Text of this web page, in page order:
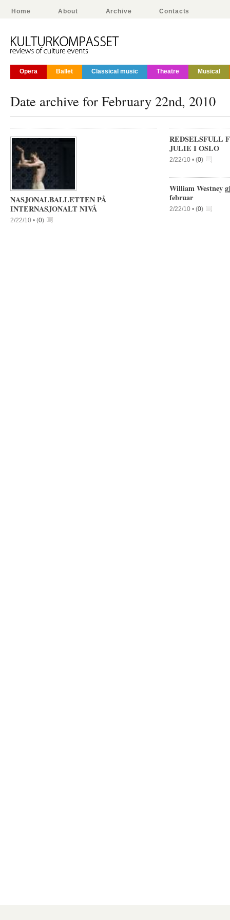
Home About Archive Contacts
Opera Ballet Classical music Theatre Musical
Date archive for February 22nd, 2010
NASJONALBALLETTEN PÅ
INTERNASJONALT NIVÅ
2/22/10 • (0)
REDSELSFULL
JULIE I OSLO
2/22/10 • (0)
William Westney
februar
2/22/10 • (0)